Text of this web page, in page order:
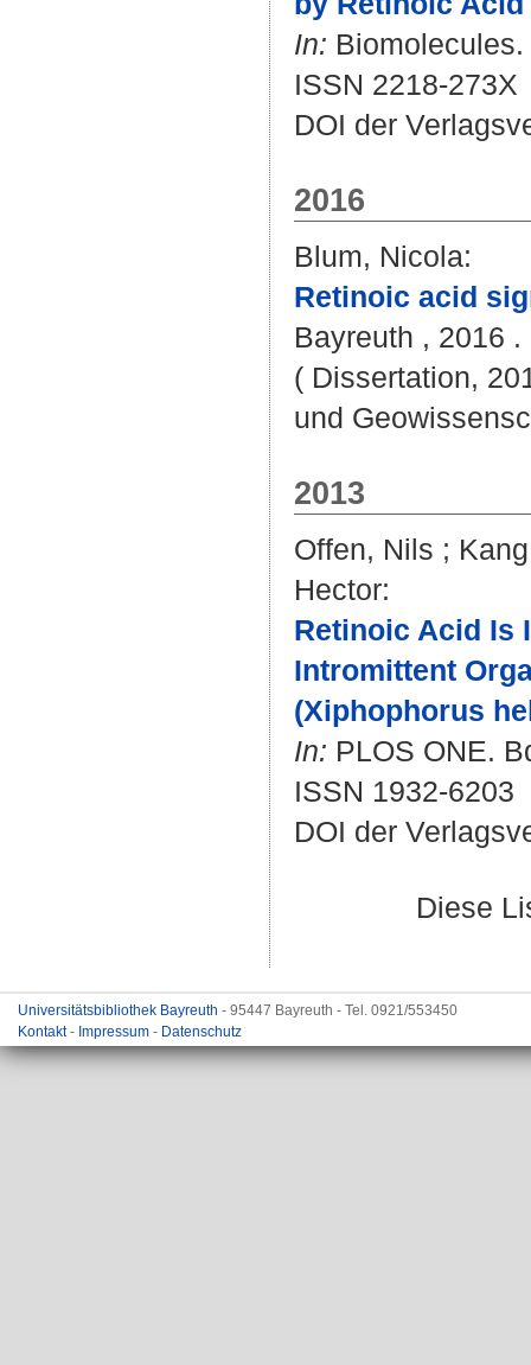
In:
ISSN 2218-273X
DOI der
2016
Blum, Nicola:
Retinoic acid
Bayreuth , 2016 .
( Dissertation,
und
2013
Offen, Nils ;
Hector:
Retinoic Acid Is
Intromittent
(Xiphophorus
In: PLOS ONE.
ISSN 1932-6203
DOI der
Diese
Universitätsbibliothek Bayreuth - 95447 Bayreuth - Tel. 0921/553450
Kontakt- Impressum - Datenschutz